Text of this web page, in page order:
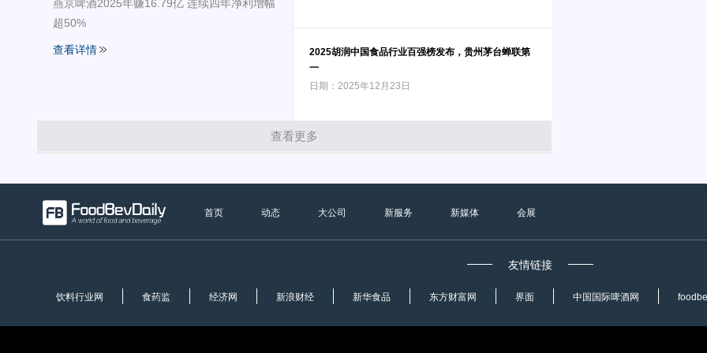
燕京啤酒2025年赚16.79亿 连续四年净利增幅
超50%
查看详情
2025胡润中国食品行业百强榜发布，贵州茅台蝉联第
一
日期：2025年12月23日
查看更多
首页 动态 大公司 新服务 新媒体 会展
友情链接
饮料行业网 食药监 经济网 新浪财经 新华食品 东方财富网 界面 中国国际啤酒网